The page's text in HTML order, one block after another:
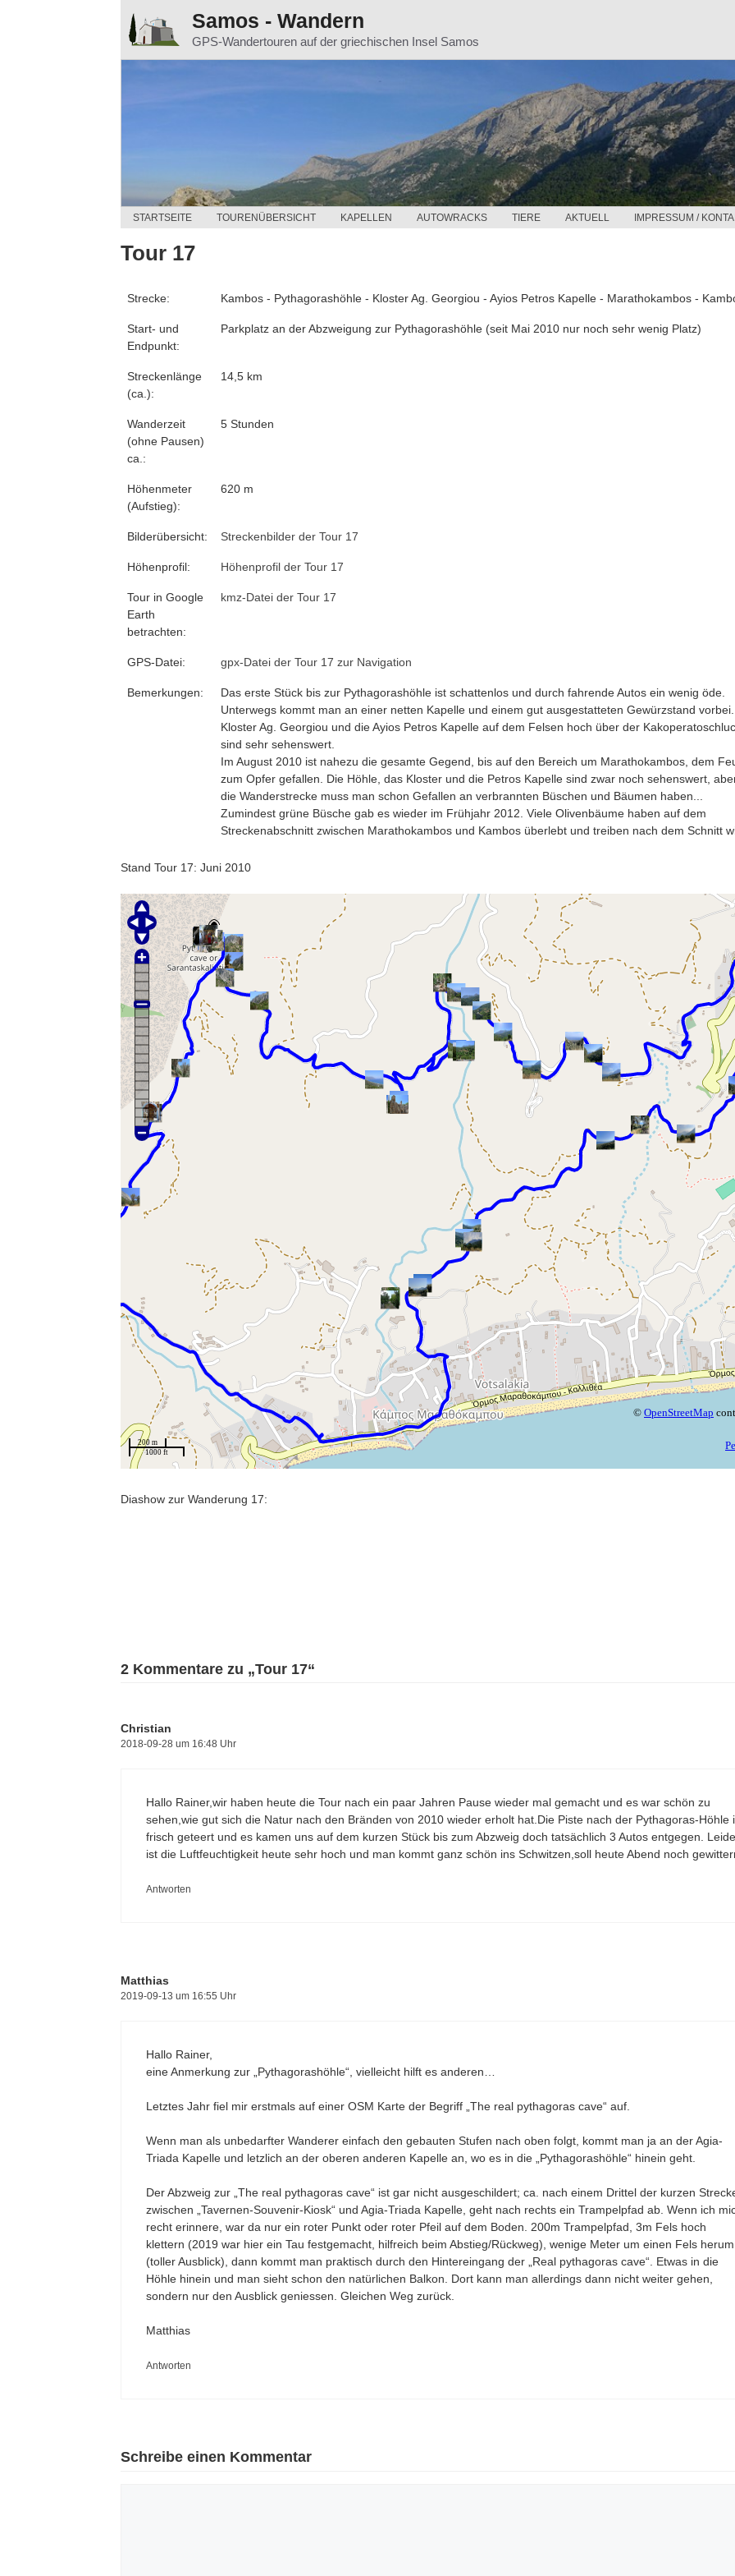
Samos - Wandern
GPS-Wandertouren auf der griechischen Insel Samos
STARTSEITE TOURENÜBERSICHT KAPELLEN AUTOWRACKS TIERE AKTUELL IMPRESSUM /
Tour 17
Strecke: Kambos - Pythagorashöhle - Kloster Ag. Georgiou - Ayios Petros Kapelle - Marathokambos -
Start- und
Endpunkt:
Parkplatz an der Abzweigung zur Pythagorashöhle (seit Mai 2010 nur noch sehr wenig Platz)
Streckenlänge
(ca.):
14,5 km
Wanderzeit
(ohne Pausen)
ca.:
5 Stunden
Höhenmeter
(Aufstieg):
620 m
Bilderübersicht: Streckenbilder der Tour 17
Höhenprofil: Höhenprofil der Tour 17
Tour in Google
Earth
betrachten:
kmz-Datei der Tour 17
GPS-Datei: gpx-Datei der Tour 17 zur Navigation
Bemerkungen:
Das erste Stück bis zur Pythagorashöhle ist schattenlos und durch fahrende Autos ein wenig öde.
Unterwegs kommt man an einer netten Kapelle und einem gut ausgestatteten Gewürzstand
Kloster Ag. Georgiou und die Ayios Petros Kapelle auf dem Felsen hoch über der
sind sehr sehenswert.
Im August 2010 ist nahezu die gesamte Gegend, bis auf den Bereich um Marathokambos, dem
zum Opfer gefallen. Die Höhle, das Kloster und die Petros Kapelle sind zwar noch sehenswert,
die Wanderstrecke muss man schon Gefallen an verbrannten Büschen und Bäumen haben...
Zumindest grüne Büsche gab es wieder im Frühjahr 2012. Viele Olivenbäume haben auf dem
Streckenabschnitt zwischen Marathokambos und Kambos überlebt und treiben nach dem Schnitt
Stand Tour 17: Juni 2010
Diashow zur Wanderung 17:
2 Kommentare zu „Tour 17“
Christian
2018-09-28 um 16:48 Uhr
Hallo Rainer,wir haben heute die Tour nach ein paar Jahren Pause wieder mal gemacht und es war schön zu
sehen,wie gut sich die Natur nach den Bränden von 2010 wieder erholt hat.Die Piste nach der Pythagoras-Höhle
frisch geteert und es kamen uns auf dem kurzen Stück bis zum Abzweig doch tatsächlich 3 Autos entgegen.
ist die Luftfeuchtigkeit heute sehr hoch und man kommt ganz schön ins Schwitzen,soll heute Abend noch
Antworten
Matthias
2019-09-13 um 16:55 Uhr
Hallo Rainer,
eine Anmerkung zur „Pythagorashöhle“, vielleicht hilft es anderen…
Letztes Jahr fiel mir erstmals auf einer OSM Karte der Begriff „The real pythagoras cave“ auf.
Wenn man als unbedarfter Wanderer einfach den gebauten Stufen nach oben folgt, kommt man ja an der Agia-
Triada Kapelle und letzlich an der oberen anderen Kapelle an, wo es in die „Pythagorashöhle“ hinein geht.
Der Abzweig zur „The real pythagoras cave“ ist gar nicht ausgeschildert; ca. nach einem Drittel der kurzen
zwischen „Tavernen-Souvenir-Kiosk“ und Agia-Triada Kapelle, geht nach rechts ein Trampelpfad ab. Wenn ich
recht erinnere, war da nur ein roter Punkt oder roter Pfeil auf dem Boden. 200m Trampelpfad, 3m Fels hoch
klettern (2019 war hier ein Tau festgemacht, hilfreich beim Abstieg/Rückweg), wenige Meter um einen Fels herum
(toller Ausblick), dann kommt man praktisch durch den Hintereingang der „Real pythagoras cave“. Etwas in die
Höhle hinein und man sieht schon den natürlichen Balkon. Dort kann man allerdings dann nicht weiter gehen,
sondern nur den Ausblick geniessen. Gleichen Weg zurück.
Matthias
Antworten
Schreibe einen Kommentar